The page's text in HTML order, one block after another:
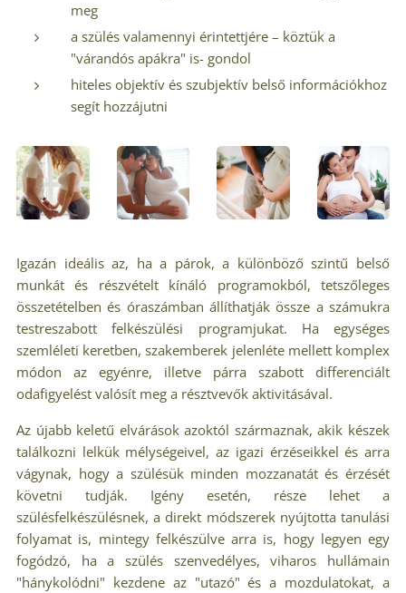
meg
a szülés valamennyi érintettjére – köztük a
"várandós apákra" is- gondol
hiteles objektív és szubjektív belső információkhoz
segít hozzájutni
Igazán ideális az, ha a párok, a különböző szintű belső
munkát és részvételt kínáló programokból, tetszőleges
összetételben és óraszámban állíthatják össze a számukra
testreszabott felkészülési programjukat. Ha egységes
szemléleti keretben, szakemberek jelenléte mellett komplex
módon az egyénre, illetve párra szabott differenciált
odafigyelést valósít meg a résztvevők aktivitásával.
Az újabb keletű elvárások azoktól származnak, akik készek
találkozni lelkük mélységeivel, az igazi érzéseikkel és arra
vágynak, hogy a szülésük minden mozzanatát és érzését
követni tudják. Igény esetén, része lehet a
szülésfelkészülésnek, a direkt módszerek nyújtotta tanulási
folyamat is, mintegy felkészülve arra is, hogy legyen egy
fogódzó, ha a szülés szenvedélyes, viharos hullámain
"hánykolódni" kezdene az "utazó" és a mozdulatokat, a